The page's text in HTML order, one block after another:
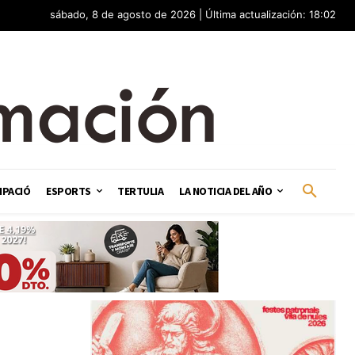
sábado, 8 de agosto de 2026 | Última actualización: 18:02
ESPORTS TERTULIA LA NOTICIA DEL AÑO